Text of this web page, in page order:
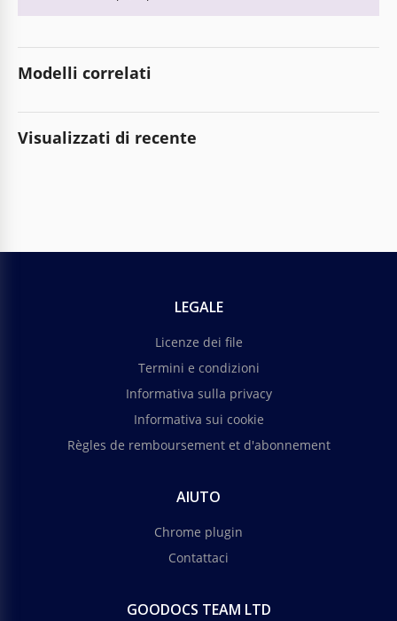
Modelli correlati
Visualizzati di recente
LEGALE
Licenze dei file
Termini e condizioni
Informativa sulla privacy
Informativa sui cookie
Règles de remboursement et d'abonnement
AIUTO
Chrome plugin
Contattaci
GOODOCS TEAM LTD